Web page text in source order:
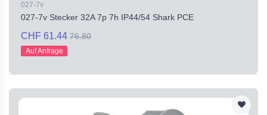
027-7v
027-7v Stecker 32A 7p 7h IP44/54 Shark PCE
CHF 61.44 76.80
Auf Anfrage